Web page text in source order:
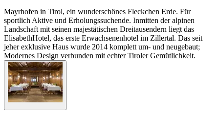
Mayrhofen in Tirol, ein wunderschönes Fleckchen Erde. Für
sportlich Aktive und Erholungssuchende. Inmitten der alpinen
Landschaft mit seinen majestätischen Dreitausendern liegt das
ElisabethHotel, das erste Erwachsenenhotel im Zillertal. Das seit
jeher exklusive Haus wurde 2014 komplett um- und neugebaut;
Modernes Design verbunden mit echter Tiroler Gemütlichkeit.